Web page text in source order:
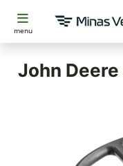
menu
John Deere